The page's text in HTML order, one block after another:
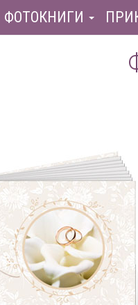
ФОТОКНИГИ